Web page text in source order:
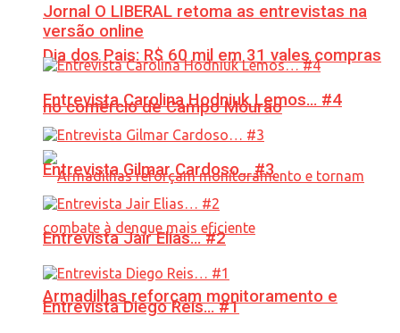
Dia dos Pais: R$ 60 mil em 31 vales compras
no comércio de Campo Mourão
Armadilhas reforçam monitoramento e
Jornal O LIBERAL retoma as entrevistas na
versão online
Entrevista Carolina Hodniuk Lemos… #4
Entrevista Gilmar Cardoso… #3
Entrevista Jair Elias… #2
Entrevista Diego Reis… #1